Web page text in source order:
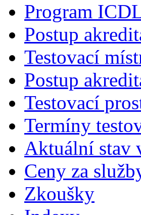
Program
Postup
Testovací
Postup
Testovací
Termíny
Aktuální stav
Ceny za
Zkoušky